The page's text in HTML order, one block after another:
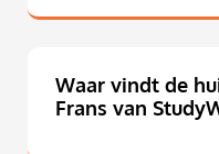
Waar vindt de
Frans van